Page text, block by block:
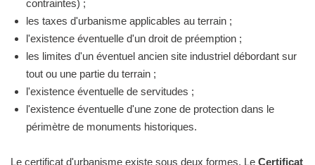
contraintes) ;
les taxes d'urbanisme applicables au terrain ;
l'existence éventuelle d'un droit de préemption ;
les limites d'un éventuel ancien site industriel débordant sur
tout ou une partie du terrain ;
l'existence éventuelle de servitudes ;
l'existence éventuelle d'une zone de protection dans le
périmètre de monuments historiques.
Le certificat d'urbanisme existe sous deux formes. Le Certificat